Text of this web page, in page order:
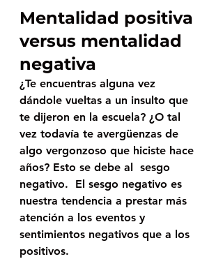
Mentalidad positiva
versus mentalidad
negativa
¿Te encuentras alguna vez
dándole vueltas a un insulto que
te dijeron en la escuela? ¿O tal
vez todavía te avergüenzas de
algo vergonzoso que hiciste hace
años? Esto se debe al sesgo
negativo. El sesgo negativo es
nuestra tendencia a prestar más
atención a los eventos y
sentimientos negativos que a los
positivos.